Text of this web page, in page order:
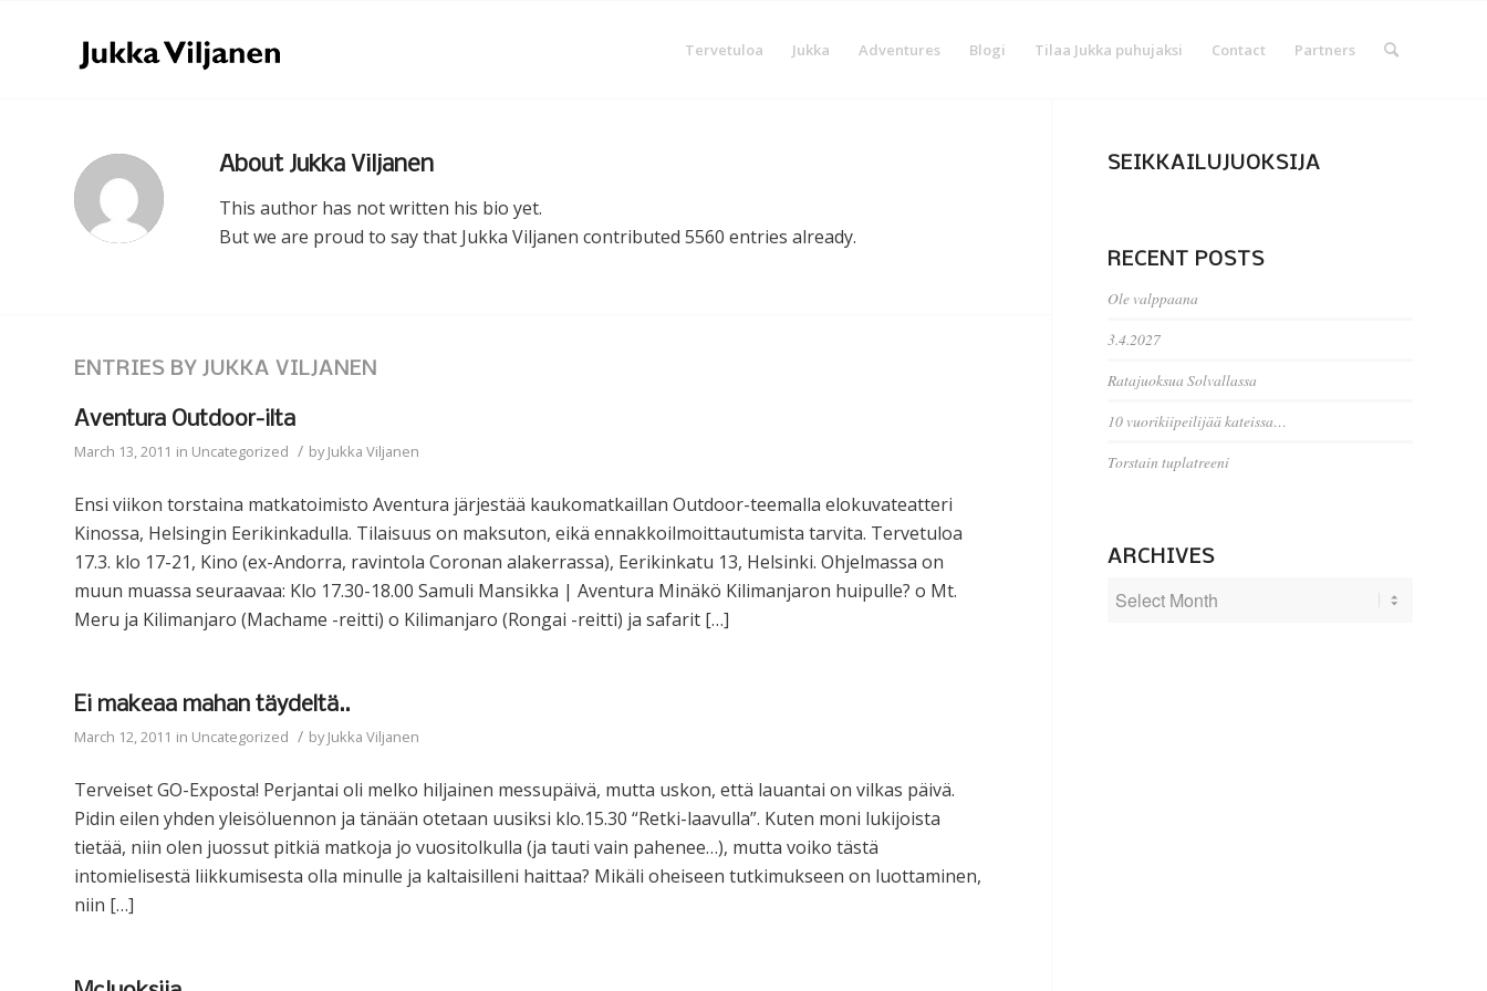
Tervetuloa Jukka Adventures Blogi Tilaa Jukka puhujaksi Contact Partners
About Jukka Viljanen
This author has not written his bio yet.
But we are proud to say that Jukka Viljanen contributed 5560 entries already.
ENTRIES BY JUKKA VILJANEN
Aventura Outdoor-ilta
March 13, 2011 in Uncategorized / byJukka Viljanen
Ensi viikon torstaina matkatoimisto Aventura järjestää kaukomatkaillan Outdoor-teemalla elokuvateatteri
Kinossa, Helsingin Eerikinkadulla. Tilaisuus on maksuton, eikä ennakkoilmoittautumista tarvita. Tervetuloa
17.3. klo 17-21, Kino (ex-Andorra, ravintola Coronan alakerrassa), Eerikinkatu 13, Helsinki. Ohjelmassa on
muun muassa seuraavaa: Klo 17.30-18.00 Samuli Mansikka | Aventura Minäkö Kilimanjaron huipulle? o Mt.
Meru ja Kilimanjaro (Machame -reitti) o Kilimanjaro (Rongai -reitti) ja safarit […]
Ei makeaa mahan täydeltä..
March 12, 2011 in Uncategorized / byJukka Viljanen
Terveiset GO-Exposta! Perjantai oli melko hiljainen messupäivä, mutta uskon, että lauantai on vilkas päivä.
Pidin eilen yhden yleisöluennon ja tänään otetaan uusiksi klo.15.30 “Retki-laavulla”. Kuten moni lukijoista
tietää, niin olen juossut pitkiä matkoja jo vuositolkulla (ja tauti vain pahenee…), mutta voiko tästä
intomielisestä liikkumisesta olla minulle ja kaltaisilleni haittaa? Mikäli oheiseen tutkimukseen on luottaminen,
niin […]
SEIKKAILUJUOKSIJA
RECENT POSTS
Ole valppaana
3.4.2027
Ratajuoksua Solvallassa
10 vuorikiipeilijää kateissa…
Torstain tuplatreeni
ARCHIVES